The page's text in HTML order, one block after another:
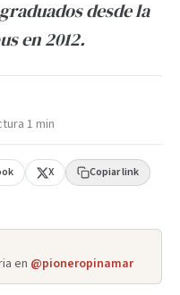
desde la
en 2012.
1 min
X Copiar link
en @pioneropinamar